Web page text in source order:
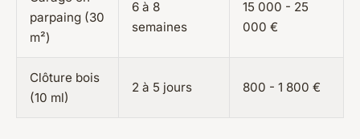
parpaing (30
m²)
6 à 8
semaines
15 000 - 25
000 €
Clôture bois
(10 ml)
2 à 5 jours 800 - 1 800 €